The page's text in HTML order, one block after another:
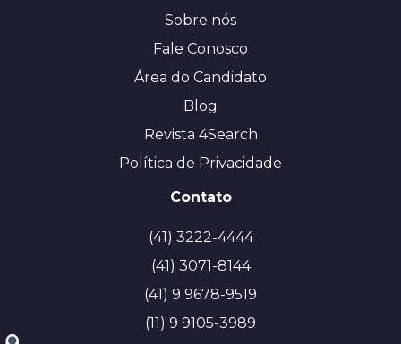
Sobre nós
Fale Conosco
Área do Candidato
Blog
Revista 4Search
Política de Privacidade
Contato
(41) 3222-4444
(41) 3071-8144
(41) 9 9678-9519
(11) 9 9105-3989